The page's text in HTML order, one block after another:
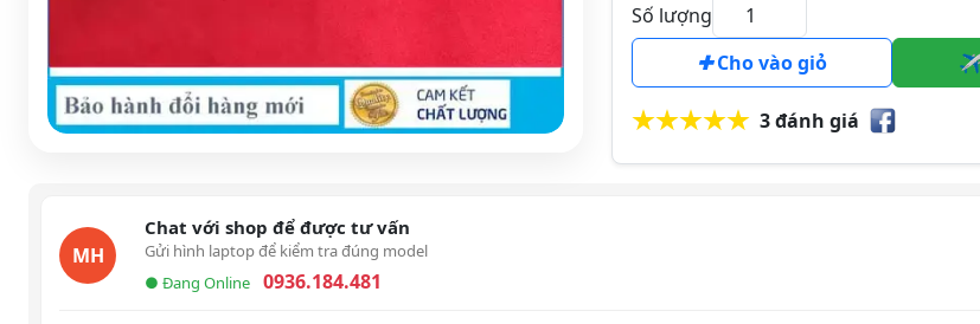
Số lượng
Cho vào giỏ
3 đánh giá
MH
Chat với shop để được tư vấn
Gửi hình laptop để kiểm tra đúng model
● Đang Online
0936.184.481